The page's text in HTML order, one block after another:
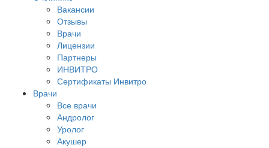
Вакансии
Отзывы
Врачи
Лицензии
Партнеры
ИНВИТРО
Сертификаты Инвитро
Врачи
Все врачи
Андролог
Уролог
Акушер